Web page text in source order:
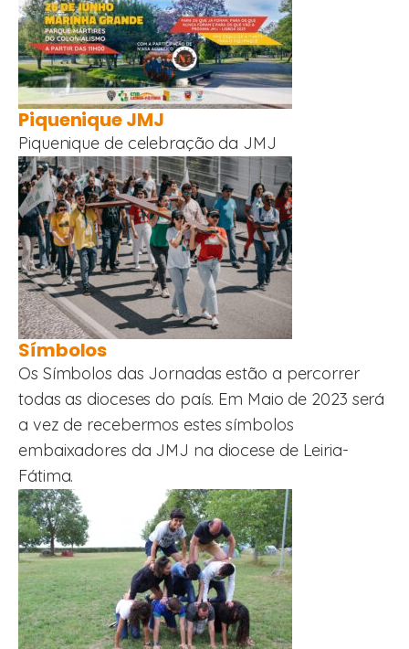
Piquenique JMJ
Piquenique de celebração da JMJ
Símbolos
Os Símbolos das Jornadas estão a percorrer
todas as dioceses do país. Em Maio de 2023 será
a vez de recebermos estes símbolos
embaixadores da JMJ na diocese de Leiria-
Fátima.